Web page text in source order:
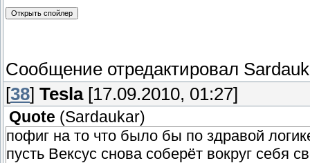
Сообщение отредактировал
[38] Tesla[17.09.2010, 01:27]
Quote (Sardaukar)
пофиг на то что было бы по здравой
пусть Вексус снова соберёт вокруг себя